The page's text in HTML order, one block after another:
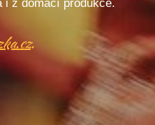
i z domácí produkce.
.